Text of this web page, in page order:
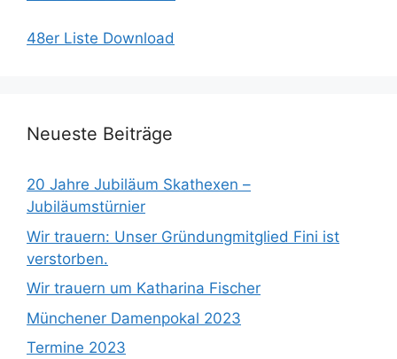
48er Liste Download
Neueste Beiträge
20 Jahre Jubiläum Skathexen –
Jubiläumstürnier
Wir trauern: Unser Gründungmitglied Fini ist
verstorben.
Wir trauern um Katharina Fischer
Münchener Damenpokal 2023
Termine 2023